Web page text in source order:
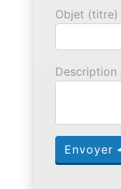
Objet (titre)
Description
Envoyer